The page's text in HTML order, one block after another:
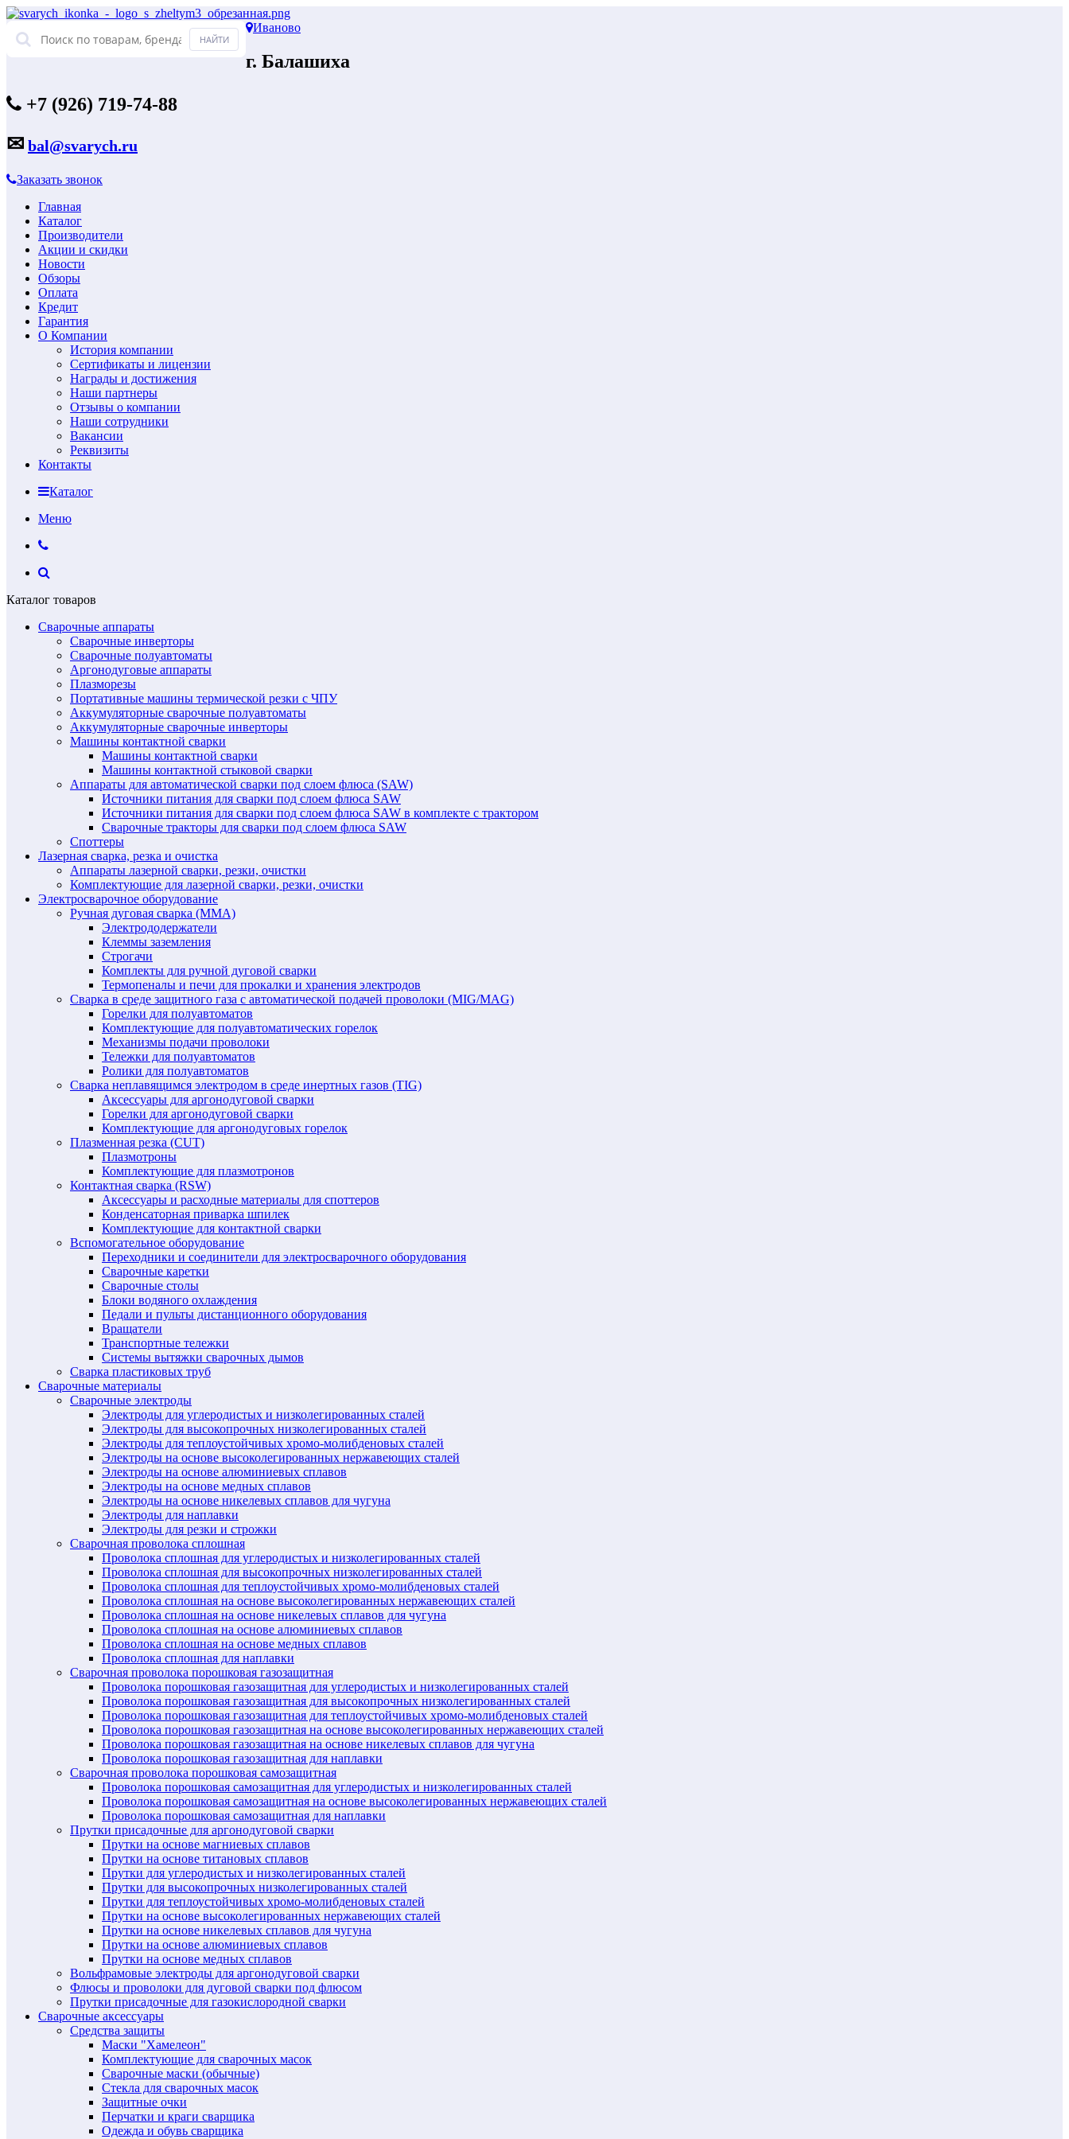
Иваново
г. Балашиха
+7 (926) 719-74-88
✉ bal@svarych.ru
Заказать звонок
Главная
Каталог
Производители
Акции и скидки
Новости
Обзоры
Оплата
Кредит
Гарантия
О Компании
История компании
Сертификаты и лицензии
Награды и достижения
Наши партнеры
Отзывы о компании
Наши сотрудники
Вакансии
Реквизиты
Контакты
Каталог
Меню
Каталог товаров
Сварочные аппараты
Сварочные инверторы
Сварочные полуавтоматы
Аргонодуговые аппараты
Плазморезы
Портативные машины термической резки с ЧПУ
Аккумуляторные сварочные полуавтоматы
Аккумуляторные сварочные инверторы
Машины контактной сварки
Машины контактной сварки
Машины контактной стыковой сварки
Аппараты для автоматической сварки под слоем флюса (SAW)
Источники питания для сварки под слоем флюса SAW
Источники питания для сварки под слоем флюса SAW в комплекте с трактором
Сварочные тракторы для сварки под слоем флюса SAW
Споттеры
Лазерная сварка, резка и очистка
Аппараты лазерной сварки, резки, очистки
Комплектующие для лазерной сварки, резки, очистки
Электросварочное оборудование
Ручная дуговая сварка (MMA)
Электрододержатели
Клеммы заземления
Строгачи
Комплекты для ручной дуговой сварки
Термопеналы и печи для прокалки и хранения электродов
Сварка в среде защитного газа с автоматической подачей проволоки (MIG/MAG)
Горелки для полуавтоматов
Комплектующие для полуавтоматических горелок
Механизмы подачи проволоки
Тележки для полуавтоматов
Ролики для полуавтоматов
Сварка неплавящимся электродом в среде инертных газов (TIG)
Аксессуары для аргонодуговой сварки
Горелки для аргонодуговой сварки
Комплектующие для аргонодуговых горелок
Плазменная резка (CUT)
Плазмотроны
Комплектующие для плазмотронов
Контактная сварка (RSW)
Аксессуары и расходные материалы для споттеров
Конденсаторная приварка шпилек
Комплектующие для контактной сварки
Вспомогательное оборудование
Переходники и соединители для электросварочного оборудования
Сварочные каретки
Сварочные столы
Блоки водяного охлаждения
Педали и пульты дистанционного оборудования
Вращатели
Транспортные тележки
Системы вытяжки сварочных дымов
Сварка пластиковых труб
Сварочные материалы
Сварочные электроды
Электроды для углеродистых и низколегированных сталей
Электроды для высокопрочных низколегированных сталей
Электроды для теплоустойчивых хромо-молибденовых сталей
Электроды на основе высоколегированных нержавеющих сталей
Электроды на основе алюминиевых сплавов
Электроды на основе медных сплавов
Электроды на основе никелевых сплавов для чугуна
Электроды для наплавки
Электроды для резки и строжки
Сварочная проволока сплошная
Проволока сплошная для углеродистых и низколегированных сталей
Проволока сплошная для высокопрочных низколегированных сталей
Проволока сплошная для теплоустойчивых хромо-молибденовых сталей
Проволока сплошная на основе высоколегированных нержавеющих сталей
Проволока сплошная на основе никелевых сплавов для чугуна
Проволока сплошная на основе алюминиевых сплавов
Проволока сплошная на основе медных сплавов
Проволока сплошная для наплавки
Сварочная проволока порошковая газозащитная
Проволока порошковая газозащитная для углеродистых и низколегированных сталей
Проволока порошковая газозащитная для высокопрочных низколегированных сталей
Проволока порошковая газозащитная для теплоустойчивых хромо-молибденовых сталей
Проволока порошковая газозащитная на основе высоколегированных нержавеющих сталей
Проволока порошковая газозащитная на основе никелевых сплавов для чугуна
Проволока порошковая газозащитная для наплавки
Сварочная проволока порошковая самозащитная
Проволока порошковая самозащитная для углеродистых и низколегированных сталей
Проволока порошковая самозащитная на основе высоколегированных нержавеющих сталей
Проволока порошковая самозащитная для наплавки
Прутки присадочные для аргонодуговой сварки
Прутки на основе магниевых сплавов
Прутки на основе титановых сплавов
Прутки для углеродистых и низколегированных сталей
Прутки для высокопрочных низколегированных сталей
Прутки для теплоустойчивых хромо-молибденовых сталей
Прутки на основе высоколегированных нержавеющих сталей
Прутки на основе никелевых сплавов для чугуна
Прутки на основе алюминиевых сплавов
Прутки на основе медных сплавов
Вольфрамовые электроды для аргонодуговой сварки
Флюсы и проволоки для дуговой сварки под флюсом
Прутки присадочные для газокислородной сварки
Сварочные аксессуары
Средства защиты
Маски "Хамелеон"
Комплектующие для сварочных масок
Сварочные маски (обычные)
Стекла для сварочных масок
Защитные очки
Перчатки и краги сварщика
Одежда и обувь сварщика